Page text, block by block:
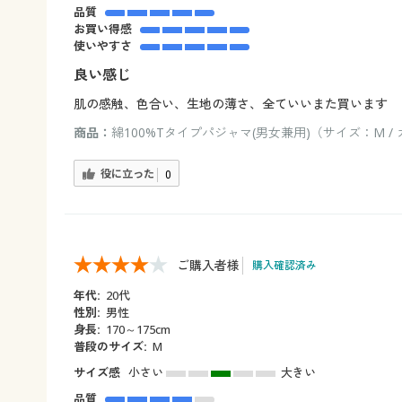
品質
お買い得感
使いやすさ
良い感じ
肌の感触、色合い、生地の薄さ、全ていいまた買います
商品： 綿100%Tタイプパジャマ(男女兼用)（サイズ：M /
役に立った 0
ご購入者様 購入確認済み
年代: 20代
性別: 男性
身長: 170～175cm
普段のサイズ: M
サイズ感 小さい
大きい
品質